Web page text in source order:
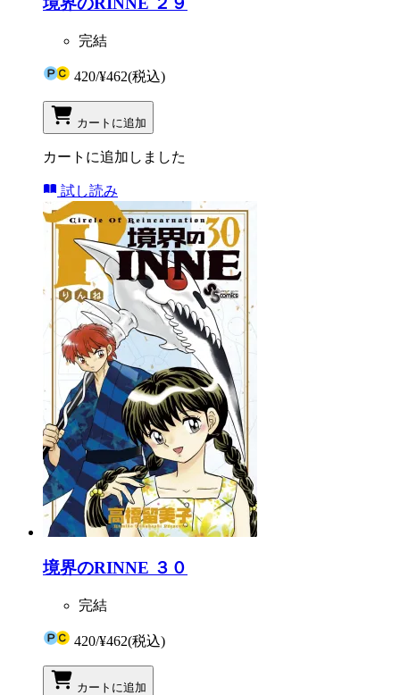
完結
420/¥462(税込)
カートに追加
カートに追加しました
試し読み
境界のRINNE ３０
完結
420/¥462(税込)
カートに追加